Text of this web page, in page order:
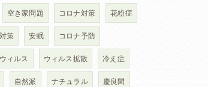
空き家問題 コロナ対策 花粉症
策 安眠 コロナ予防
ィルス ウィルス拡散 冷え症
自然派 ナチュラル 慶良間